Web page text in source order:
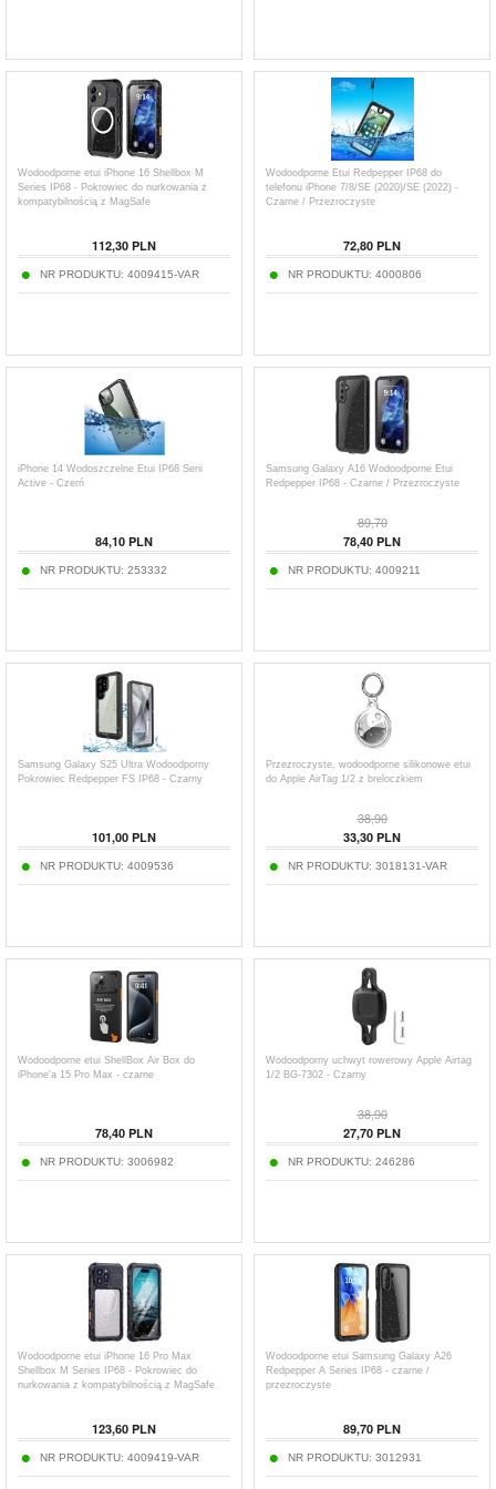
Wodoodporne etui iPhone 16 Shellbox M
Series IP68 - Pokrowiec do nurkowania z
kompatybilnością z MagSafe
112,30 PLN
NR PRODUKTU: 4009415-VAR
Wodoodporne Etui Redpepper IP68 do
telefonu iPhone 7/8/SE (2020)/SE (2022) -
Czarne / Przezroczyste
72,80 PLN
NR PRODUKTU: 4000806
iPhone 14 Wodoszczelne Etui IP68 Serii
Active - Czerń
84,10 PLN
NR PRODUKTU: 253332
Samsung Galaxy A16 Wodoodporne Etui
Redpepper IP68 - Czarne / Przezroczyste
89,70
78,40 PLN
NR PRODUKTU: 4009211
Samsung Galaxy S25 Ultra Wodoodporny
Pokrowiec Redpepper FS IP68 - Czarny
101,00 PLN
NR PRODUKTU: 4009536
Przezroczyste, wodoodporne silikonowe etui
do Apple AirTag 1/2 z breloczkiem
38,90
33,30 PLN
NR PRODUKTU: 3018131-VAR
Wodoodporne etui ShellBox Air Box do
iPhone'a 15 Pro Max - czarne
78,40 PLN
NR PRODUKTU: 3006982
Wodoodporny uchwyt rowerowy Apple Airtag
1/2 BG-7302 - Czarny
38,90
27,70 PLN
NR PRODUKTU: 246286
Wodoodporne etui iPhone 16 Pro Max
Shellbox M Series IP68 - Pokrowiec do
nurkowania z kompatybilnością z MagSafe
123,60 PLN
NR PRODUKTU: 4009419-VAR
Wodoodporne etui Samsung Galaxy A26
Redpepper A Series IP68 - czarne /
przezroczyste
89,70 PLN
NR PRODUKTU: 3012931